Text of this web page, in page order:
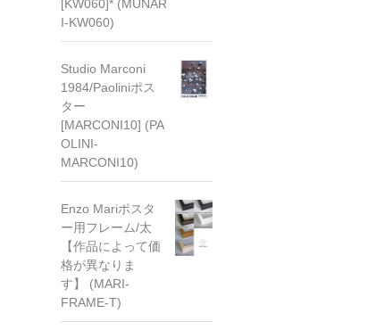
[KW060]* (MUNAR
I-KW060)
Studio Marconi
1984/Paoliniポス
ター
[MARCONI10] (PA
OLINI-
MARCONI10)
Enzo Mariポスタ
ー用フレーム/太
【作品によって価
格が異なりま
す】 (MARI-
FRAME-T)